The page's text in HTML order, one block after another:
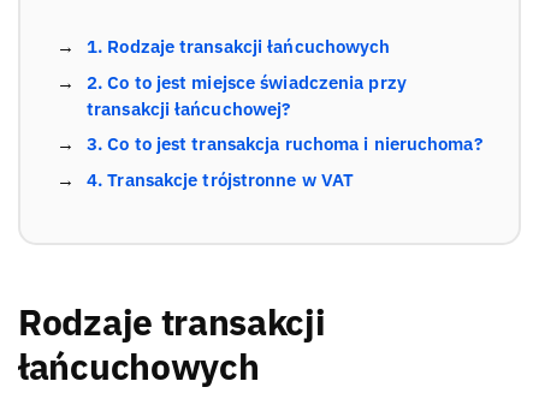
1. Rodzaje transakcji łańcuchowych
2. Co to jest miejsce świadczenia przy
transakcji łańcuchowej?
3. Co to jest transakcja ruchoma i nieruchoma?
4. Transakcje trójstronne w VAT
Rodzaje transakcji
łańcuchowych